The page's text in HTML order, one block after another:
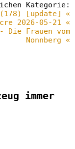
Kategorie:
[update] «
2026-05-21 «
Frauen vom
Nonnberg «
immer